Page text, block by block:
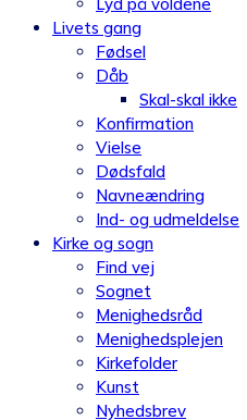
Livets gang
Fødsel
Dåb
Skal-skal ikke
Konfirmation
Vielse
Dødsfald
Navneændring
Ind- og udmeldelse
Kirke og sogn
Find vej
Sognet
Menighedsråd
Menighedsplejen
Kirkefolder
Kunst
Nyhedsbrev